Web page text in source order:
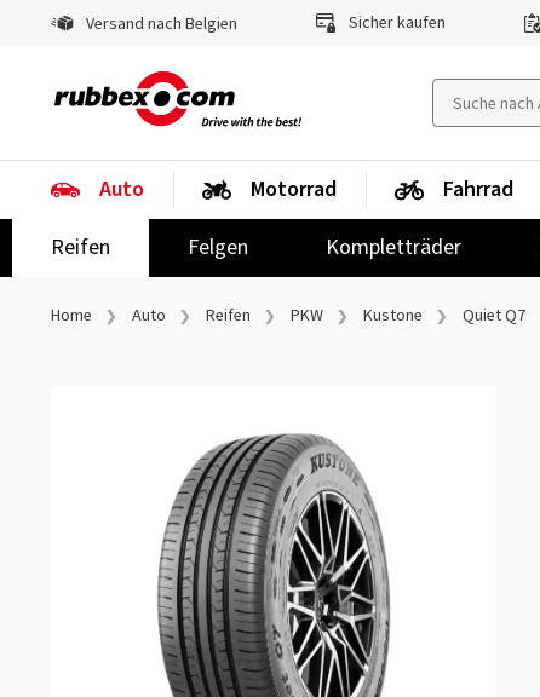
Versand nach Belgien Sicher kaufen
Auto
Reifen
Felgen Kompletträder
Motorrad Fahrrad
Home Auto Reifen PKW Kustone Quiet Q7